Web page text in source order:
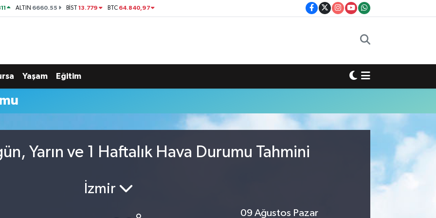
ALTIN 6660.55 BİST13.779 BTC 64.840,97
Yaşam Eğitim
Yarın ve 1 Haftalık Hava Durumu Tahmini
İzmir
09 Ağustos Pazar